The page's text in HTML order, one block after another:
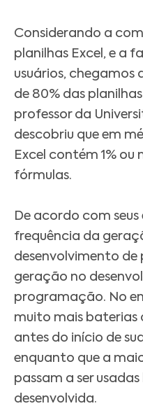
Considerando a
planilhas Excel, e a
usuários, chegamos
de 80% das
professor da
descobriu que em
Excel contém 1% ou
fórmulas.
De acordo com seus
frequência da
desenvolvimento de
geração no
programação. No
muito mais baterias
antes do início de
enquanto que a
passam a ser
desenvolvida.